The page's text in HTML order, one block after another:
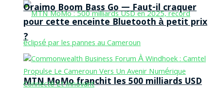
MTN MoMo franchit les 500 milliards USD
Oraimo Boom Bass Go — Faut-il craquer
pour cette enceinte Bluetooth à petit prix
?